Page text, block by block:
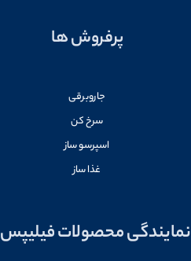
پرفروش ها
جاروبرقی
سرخ کن
اسپرسو ساز
غذا ساز
نمایندگی محصولات فیلیپس